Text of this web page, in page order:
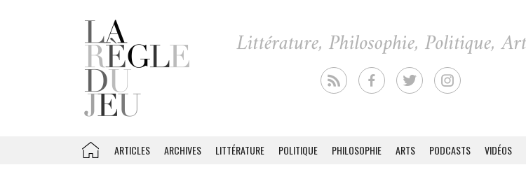
ARTICLES ARCHIVES LITTÉRATURE POLITIQUE PHILOSOPHIE ARTS PODCASTS VIDÉOS